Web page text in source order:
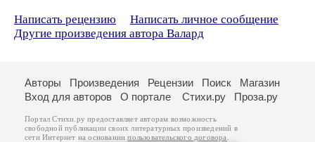
Написать рецензию
Написать личное сообщение
Другие произведения автора Валард
Авторы Произведения Рецензии Поиск
Магазин
Вход для авторов
О портале Стихи.ру Проза.ру
Портал Стихи.ру предоставляет авторам возможность
свободной публикации своих литературных произведений в
сети Интернет на основаниипользовательского договора